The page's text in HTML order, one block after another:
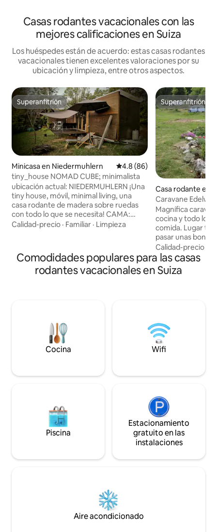
Casas rodantes vacacionales con las
mejores calificaciones en Suiza
Los huéspedes están de acuerdo: estas casas rodantes
vacacionales tienen excelentes valoraciones por su
ubicación y limpieza, entre otros aspectos.
Superanfitrión
Superanfitrión
Minicasa en Niedermuhlern Calificación promedio: 4.8 de
4.8 (86)
tiny_house NOMAD CUBE; minimalista
ubicación actual: NIEDERMUHLERN ¡Una
tiny house, móvil, minimal living, una
casa rodante de madera sobre ruedas
con todo lo que se necesita! CAMA:
140/200 cm INODORO: inodoro de
chorro débil CALEFACCIÓN: estufa
automática de pellets de madera ¡LEA EL
una vez servicio de lavado 20.-
Calidad-precio · Familiar · Limpieza
Superanfitrión
Superanfitrión
Casa rodante en
Caravane
Magnífica caravana
cocina y todo lo
comida. Lugar tranquilo para alojarse y
pasar unas
de naturaleza.
Durante su
actividades
y bicicleta de montaña y la
estación familiar
Calidad-precio
Comodidades populares para las casas
rodantes vacacionales en Suiza
Cocina Wifi
Piscina
Estacionamiento
gratuito en las
instalaciones
Aire acondicionado